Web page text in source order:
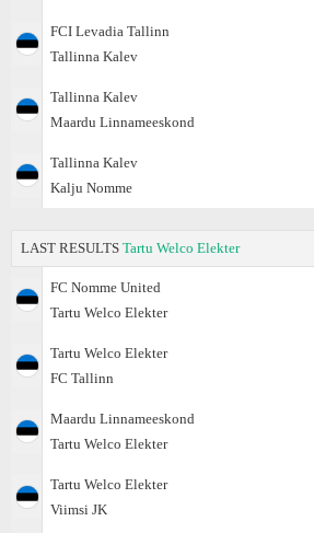
FCI Levadia Tallinn
Tallinna Kalev
Tallinna Kalev
Maardu Linnameeskond
Tallinna Kalev
Kalju Nomme
LAST RESULTS Tartu Welco Elekter
FC Nomme United
Tartu Welco Elekter
Tartu Welco Elekter
FC Tallinn
Maardu Linnameeskond
Tartu Welco Elekter
Tartu Welco Elekter
Viimsi JK